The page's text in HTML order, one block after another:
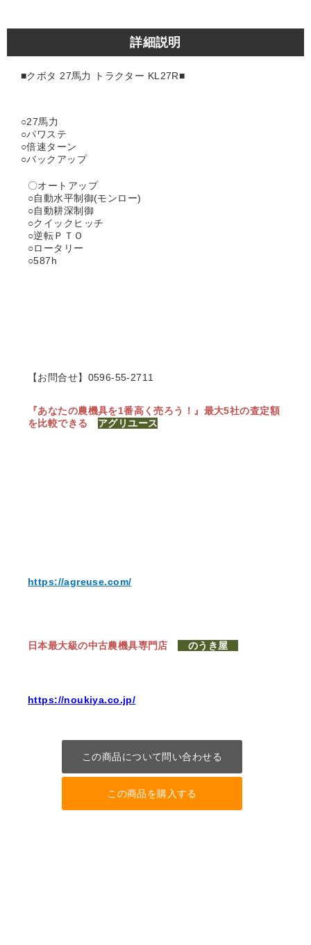
詳細説明
■クボタ 27馬力 トラクター KL27R■
○27馬力
○パワステ
○倍速ターン
○バックアップ
〇オートアップ
○自動水平制御(モンロー)
○自動耕深制御
○クイックヒッチ
○逆転ＰＴＯ
○ロータリー
○587h
【お問合せ】0596-55-2711
『あなたの農機具を1番高く売ろう！』 最大5社の査定額
を比較できる アグリユース
https://agreuse.com/
日本最大級の中古農機具専門店 のうき屋
https://noukiya.co.jp/
この商品について問い合わせる
この商品を購入する